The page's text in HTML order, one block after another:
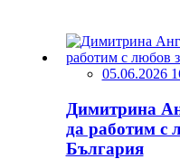
05.06.2026
Димитрина
да работим с
България